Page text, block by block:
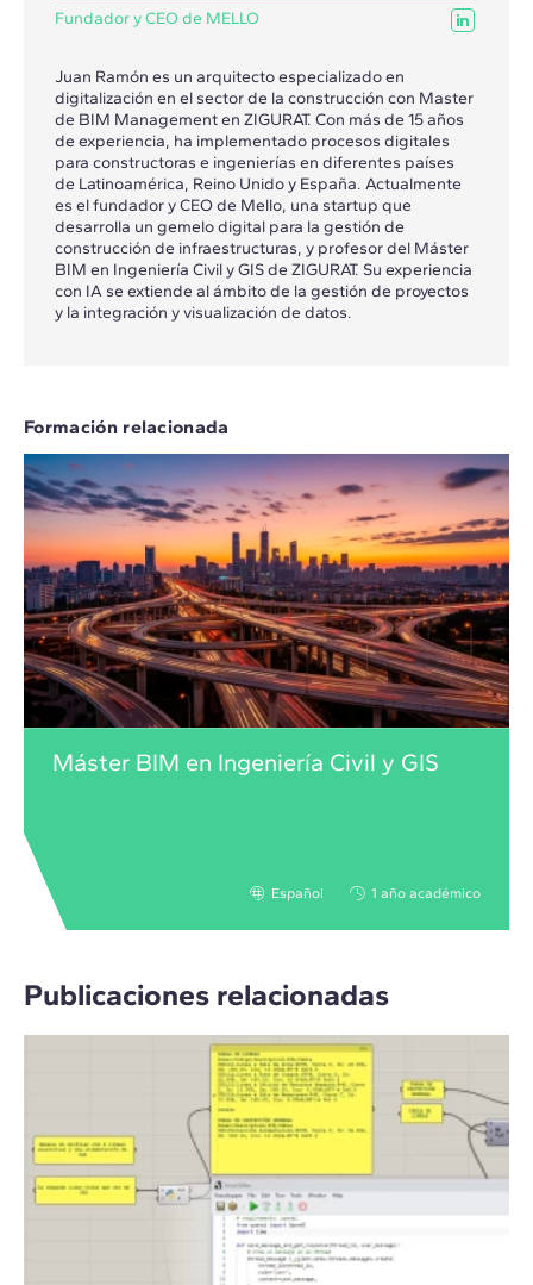
Fundador y CEO de MELLO
Juan Ramón es un arquitecto especializado en
digitalización en el sector de la construcción con Master
de BIM Management en ZIGURAT. Con más de 15 años
de experiencia, ha implementado procesos digitales
para constructoras e ingenierías en diferentes países
de Latinoamérica, Reino Unido y España. Actualmente
es el fundador y CEO de Mello, una startup que
desarrolla un gemelo digital para la gestión de
construcción de infraestructuras, y profesor del Máster
BIM en Ingeniería Civil y GIS de ZIGURAT. Su experiencia
con IA se extiende al ámbito de la gestión de proyectos
y la integración y visualización de datos.
Formación relacionada
Máster BIM en Ingeniería Civil y GIS
Español 1 año académico
Publicaciones relacionadas